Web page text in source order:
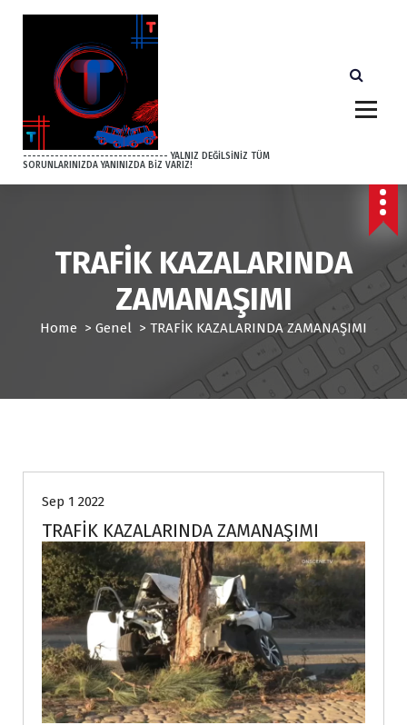
t
-------------------------------- YALNIZ DEĞİLSİNİZ TÜM
SORUNLARINIZDA YANINIZDA BİZ VARIZ!
TRAFİK KAZALARINDA
ZAMANAŞIMI
Home > Genel > TRAFİK KAZALARINDA ZAMANAŞIMI
Sep 1 2022
TRAFİK KAZALARINDA ZAMANAŞIMI